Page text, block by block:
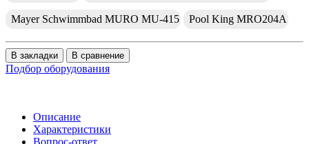
Mayer Schwimmbad MURO MU-415 Pool King MRO204A
В закладки В сравнение
Подбор оборудования
Описание
Характеристики